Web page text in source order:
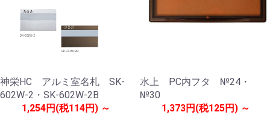
神栄HC アルミ室名札 SK-
602W-2・SK-602W-2B
1,254円(税114円) ～
水上 PC内フタ №24・
№30
1,373円(税125円) ～